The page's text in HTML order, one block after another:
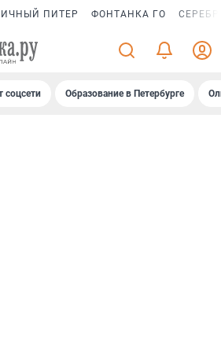
ПИТЕР ФОНТАНКА ГО
соцсети Образование в Петербурге